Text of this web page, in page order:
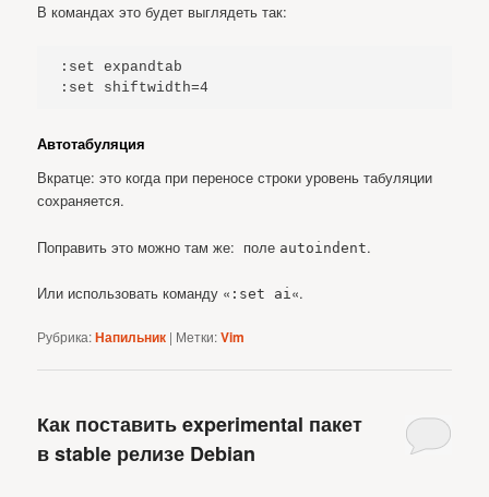
В командах это будет выглядеть так:
:set expandtab
:set shiftwidth=4
Автотабуляция
Вкратце: это когда при переносе строки уровень табуляции
сохраняется.
Поправить это можно там же: поле autoindent.
Или использовать команду « :set ai «.
Рубрика:Напильник | Метки:Vim
Как поставить experimental пакет
в stable релизе Debian